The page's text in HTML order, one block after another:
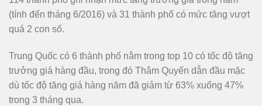
(tính đến tháng 6/2016) và 31 thành phố có mức tăng vượt
quá 2 con số.
Trung Quốc có 6 thành phố nằm trong top 10 có tốc độ tăng
trưởng giá hàng đầu, trong đó Thâm Quyến dẫn đầu mặc
dù tốc độ tăng giá hàng năm đã giảm từ 63% xuống 47%
trong 3 tháng qua.